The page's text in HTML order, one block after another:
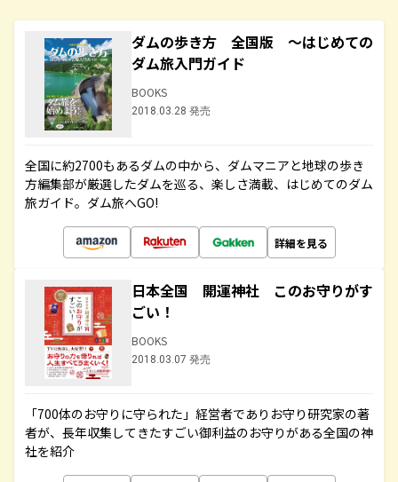
ダムの歩き方 全国版 ～はじめての
ダム旅入門ガイド
BOOKS
2018.03.28 発売
全国に約2700もあるダムの中から、ダムマニアと地球の歩き
方編集部が厳選したダムを巡る、楽しさ満載、はじめてのダム
旅ガイド。ダム旅へGO!
詳細を見る
日本全国 開運神社 このお守りがす
ごい！
BOOKS
2018.03.07 発売
「700体のお守りに守られた」経営者でありお守り研究家の著
者が、長年収集してきたすごい御利益のお守りがある全国の神
社を紹介